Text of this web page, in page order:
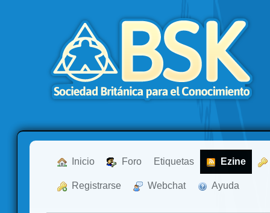
Inicio Foro Etiquetas Ezine
Registrarse Webchat Ayuda